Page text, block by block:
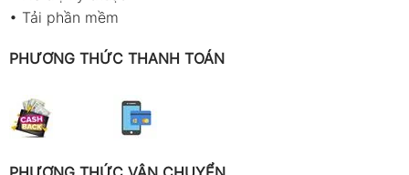
• Tải phần mềm
PHƯƠNG THỨC THANH TOÁN